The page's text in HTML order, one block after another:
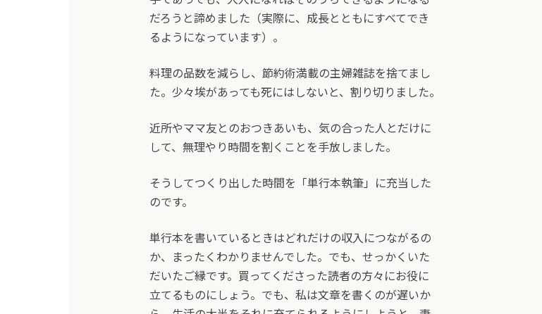
だろうと諦めました（実際に、成長とともにすべてでき
るようになっています）。
料理の品数を減らし、節約術満載の主婦雑誌を捨てまし
た。少々埃があっても死にはしないと、割り切りました。
近所やママ友とのおつきあいも、気の合った人とだけに
して、無理やり時間を割くことを手放しました。
そうしてつくり出した時間を「単行本執筆」に充当した
のです。
単行本を書いているときはどれだけの収入につながるの
か、まったくわかりませんでした。でも、せっかくいた
だいたご縁です。買ってくださった読者の方々にお役に
立てるものにしょう。でも、私は文章を書くのが遅いか